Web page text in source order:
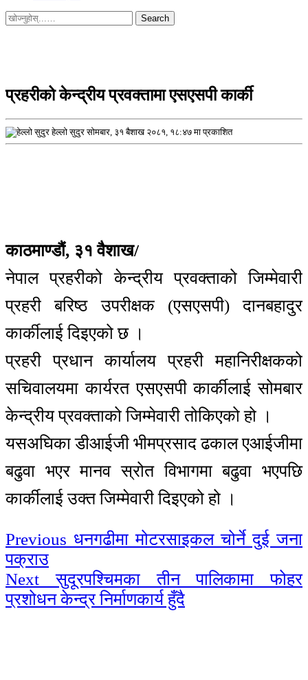
Search
for:
प्रहरीको केन्द्रीय प्रवक्तामा एसएसपी कार्की
हेल्लो सुदुर सोमबार, ३१ बैशाख २०८१, १८:४७ मा प्रकाशित
काठमाण्डौं, ३१ वैशाख/
नेपाल प्रहरीको केन्द्रीय प्रवक्ताको जिम्मेवारी
प्रहरी बरिष्ठ उपरीक्षक (एसएसपी) दानबहादुर
कार्कीलाई दिइएको छ ।
प्रहरी प्रधान कार्यालय प्रहरी महानिरीक्षकको
सचिवालयमा कार्यरत एसएसपी कार्कीलाई सोमबार
केन्द्रीय प्रवक्ताको जिम्मेवारी तोकिएको हो ।
यसअघिका डीआईजी भीमप्रसाद ढकाल एआईजीमा
बढुवा भएर मानव स्रोत विभागमा बढुवा भएपछि
कार्कीलाई उक्त जिम्मेवारी दिइएको हो ।
Continue
Reading
Previous धनगढीमा मोटरसाइकल चोर्ने दुई जना
पक्राउ
Next सुदूरपश्चिमका तीन पालिकामा फोहर
प्रशोधन केन्द्र निर्माणकार्य हुँदै